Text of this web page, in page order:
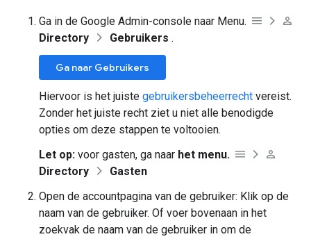
Ga in de Google Admin-console naar Menu.
Directory
Gebruikers .
Ga naar Gebruikers
Hiervoor is het juiste gebruikersbeheerrecht vereist.
Zonder het juiste recht ziet u niet alle benodigde
opties om deze stappen te voltooien.
Let op: voor gasten, ga naar het menu.
Directory
Gasten
Open de accountpagina van de gebruiker: Klik op de
naam van de gebruiker. Of voer bovenaan in het
zoekvak de naam van de gebruiker in om de